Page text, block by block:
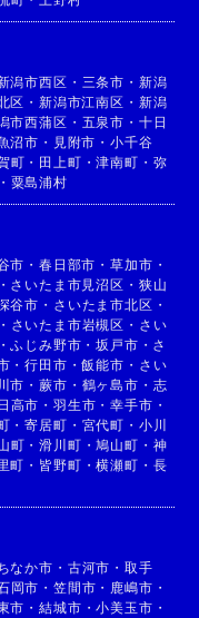
潟市西区 ・ 三条市 ・ 新潟
区 ・新潟市江南区 ・ 新潟
市西蒲区 ・ 五泉市 ・ 十日
沼市 ・ 見附市 ・小千谷
町 ・ 田上町 ・津南町 ・ 弥
・ 粟島浦村
市 ・春日部市 ・草加市 ・
・ さいたま市見沼区 ・ 狭山
谷市 ・ さいたま市北区 ・
・ さいたま市岩槻区 ・ さい
・ふじみ野市 ・坂戸市 ・ さ
・行田市 ・飯能市 ・ さい
市 ・蕨市 ・ 鶴ヶ島市 ・ 志
日高市 ・ 羽生市 ・幸手市 ・
・寄居町 ・ 宮代町 ・ 小川
町 ・滑川町 ・鳩山町 ・ 神
町 ・ 皆野町 ・横瀬町 ・ 長
なか市 ・ 古河市 ・ 取手
岡市 ・ 笠間市 ・ 鹿嶋市 ・
市 ・結城市 ・小美玉市 ・